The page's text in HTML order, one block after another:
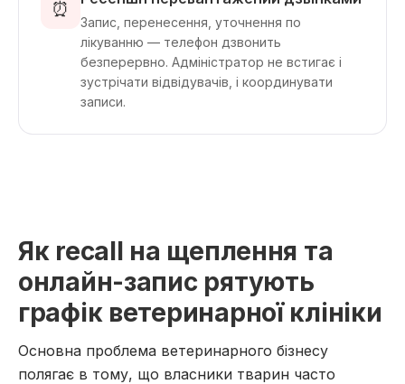
⏰
Запис, перенесення, уточнення по
лікуванню — телефон дзвонить
безперервно. Адміністратор не встигає і
зустрічати відвідувачів, і координувати
записи.
Як recall на щеплення та
онлайн-запис рятують
графік ветеринарної клініки
Основна проблема ветеринарного бізнесу
полягає в тому, що власники тварин часто